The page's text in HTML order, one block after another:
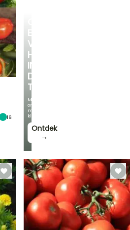
EEN
VERKOELEND
HOEKJE
IN
DE
TUIN
Met
onze
mooiste
klimplanten!
Ontdek
→
16